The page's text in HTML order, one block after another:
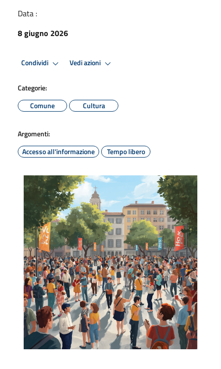
Data :
8 giugno 2026
Condividi Vedi azioni
Categorie:
Comune
Cultura
Argomenti:
Accesso all'informazione
Tempo libero